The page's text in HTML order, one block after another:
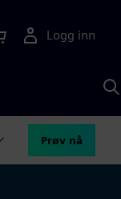
Logg inn
Prøv nå